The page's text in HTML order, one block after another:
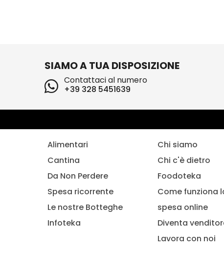
SIAMO A TUA DISPOSIZIONE
Contattaci al numero
+39 328 5451639
Alimentari
Cantina
Da Non Perdere
Spesa ricorrente
Le nostre Botteghe
Infoteka
Chi siamo
Chi c'è dietro
Foodoteka
Come funziona
spesa online
Diventa
Lavora con noi